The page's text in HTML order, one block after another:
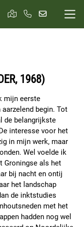
1968)
mijn eerste
begin. Tot
de belangrijkste
interesse voor het
in mijn werk, maar
Wel voelde ik
Groningse als het
bij nacht en ontij
het landschap
de inktstudies
met het
hadden nog wel